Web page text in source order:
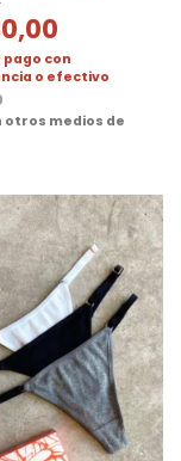
pago con
o efectivo
otros medios de